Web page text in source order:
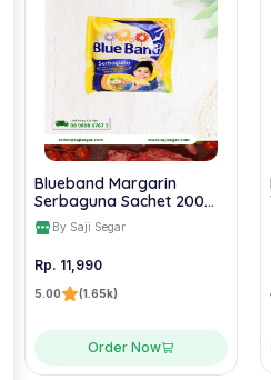
Blueband Margarin
Serbaguna Sachet 200
Gram - Filma
By Saji Segar
Rp. 11,990
5.00 (1.65k)
Order Now